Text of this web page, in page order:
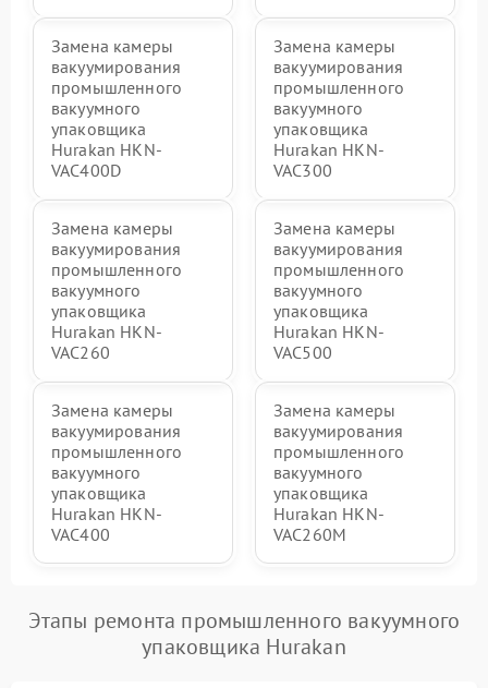
Замена камеры
вакуумирования
промышленного
вакуумного
упаковщика
Hurakan HKN-
VAC400D
Замена камеры
вакуумирования
промышленного
вакуумного
упаковщика
Hurakan HKN-
VAC300
Замена камеры
вакуумирования
промышленного
вакуумного
упаковщика
Hurakan HKN-
VAC260
Замена камеры
вакуумирования
промышленного
вакуумного
упаковщика
Hurakan HKN-
VAC500
Замена камеры
вакуумирования
промышленного
вакуумного
упаковщика
Hurakan HKN-
VAC400
Замена камеры
вакуумирования
промышленного
вакуумного
упаковщика
Hurakan HKN-
VAC260M
Этапы ремонта промышленного вакуумного
упаковщика Hurakan